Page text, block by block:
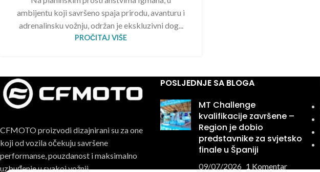
ambijentu koji savršeno spaja prirodu, avanturu i
adrenalinsku vožnju, održan je ekskluzivni dog...
PROČITAJ VIŠE
CFMOTO proizvodi dizajnirani su za one
koji od vozila očekuju savršene
performanse, pouzdanost i maksimalno
uzbuđenje u svakoj vožnji.
POSLJEDNJE SA BLOGA
MT Challenge
kvalifikacije završene –
Region je dobio
predstavnike za svjetsko
finale u Španiji
09/07/2026 1 Komentar